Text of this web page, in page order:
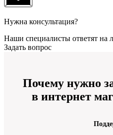
Нужна консультация?
Наши специалисты ответят
Задать вопрос
Почему нужно
в интернет